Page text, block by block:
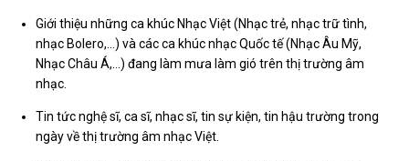
Giới thiệu những ca khúc Nhạc Việt (Nhạc trẻ, nhạc trữ tình,
nhạc Bolero,…) và các ca khúc nhạc Quốc tế (Nhạc Âu Mỹ,
Nhạc Châu Á,…) đang làm mưa làm gió trên thị trường âm
nhạc.
Tin tức nghệ sĩ, ca sĩ, nhạc sĩ, tin sự kiện, tin hậu trường trong
ngày về thị trường âm nhạc Việt.